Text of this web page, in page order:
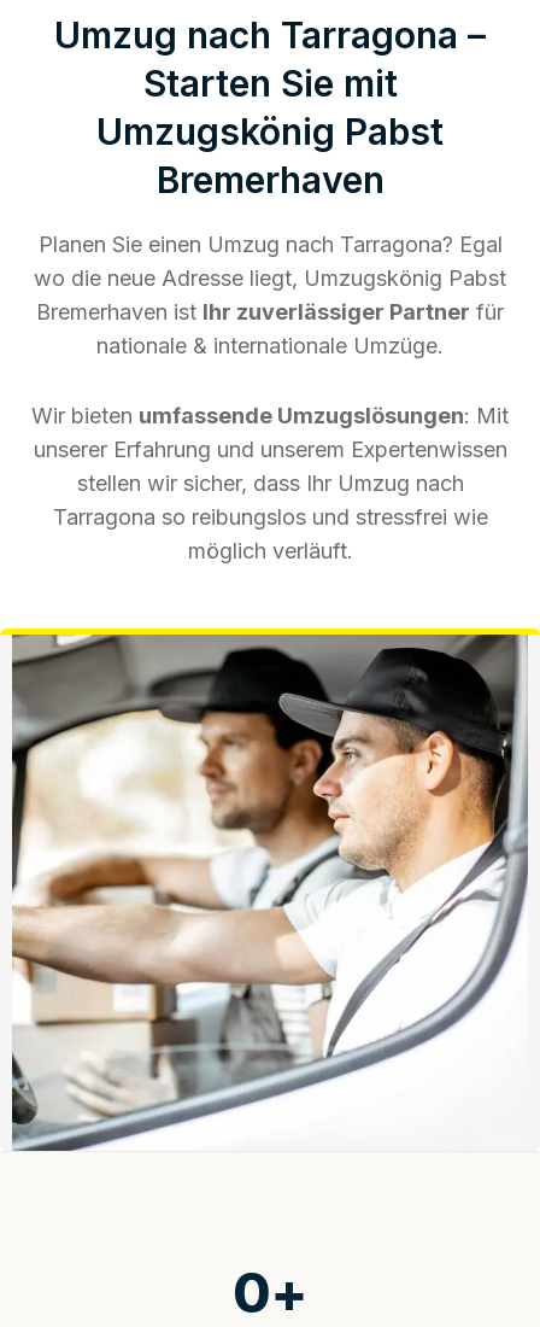
Umzug nach Tarragona –
Starten Sie mit
Umzugskönig Pabst
Bremerhaven
Planen Sie einen Umzug nach Tarragona? Egal
wo die neue Adresse liegt, Umzugskönig Pabst
Bremerhaven ist Ihr zuverlässiger Partner für
nationale & internationale Umzüge.
Wir bieten umfassende Umzugslösungen: Mit
unserer Erfahrung und unserem Expertenwissen
stellen wir sicher, dass Ihr Umzug nach
Tarragona so reibungslos und stressfrei wie
möglich verläuft.
0+